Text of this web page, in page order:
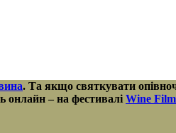
. Та якщо святкувати
онлайн – на фестивалі Wine